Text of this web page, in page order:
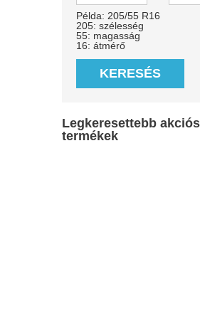
Példa: 205/55 R16
205: szélesség
55: magasság
16: átmérő
KERESÉS
Legkeresettebb akciós
termékek